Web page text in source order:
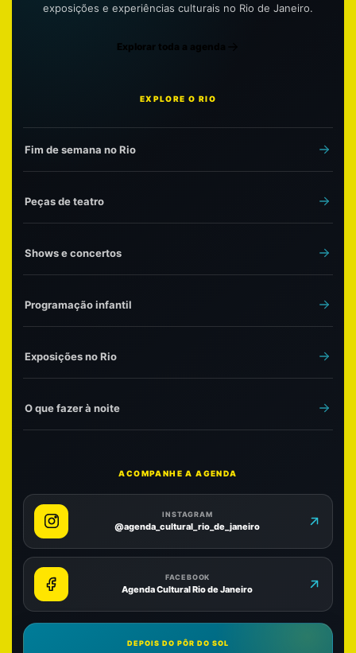
exposições e experiências culturais no Rio de Janeiro.
Explorar toda a agenda
EXPLORE O RIO
Fim de semana no Rio
Peças de teatro
Shows e concertos
Programação infantil
Exposições no Rio
O que fazer à noite
ACOMPANHE A AGENDA
INSTAGRAM
@agenda_cultural_rio_de_janeiro
FACEBOOK
Agenda Cultural Rio de Janeiro
DEPOIS DO PÔR DO SOL